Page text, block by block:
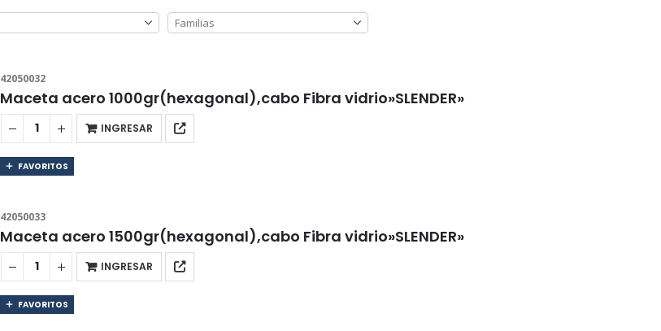
42050032
Maceta acero 1000gr(hexagonal),cabo Fibra vidrio»SLENDER»
INGRESAR
FAVORITOS
42050033
Maceta acero 1500gr(hexagonal),cabo Fibra vidrio»SLENDER»
INGRESAR
FAVORITOS